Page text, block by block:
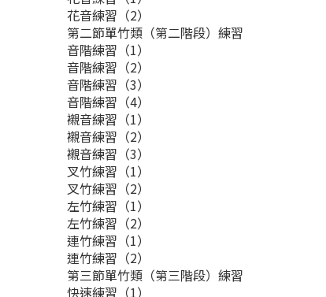
花音練習（2）
第二節單竹類（第二階段）練習
音階練習（1）
音階練習（2）
音階練習（3）
音階練習（4）
襯音練習（1）
襯音練習（2）
襯音練習（3）
叉竹練習（1）
叉竹練習（2）
左竹練習（1）
左竹練習（2）
連竹練習（1）
連竹練習（2）
第三節單竹類（第三階段）練習
快速練習（1）